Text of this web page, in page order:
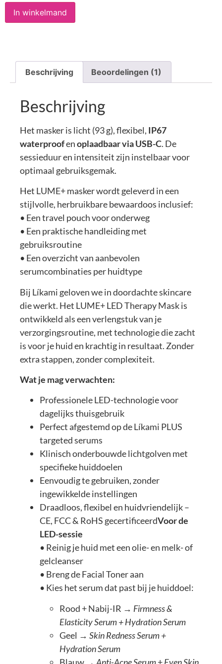
In winkelmand
Beschrijving Beoordelingen (1)
Beschrijving
Het masker is licht (93 g), flexibel, IP67
waterproofenoplaadbaar via USB-C. De
sessieduur en intensiteit zijn instelbaar voor
optimaal gebruiksgemak.
Het LUME+ masker wordt geleverd in een
stijlvolle, herbruikbare bewaardoos inclusief:
• Een travel pouch voor onderweg
• Een praktische handleiding met
gebruiksroutine
• Een overzicht van aanbevolen
serumcombinaties per huidtype
Bij Líkami geloven we in doordachte skincare
die werkt. Het LUME+ LED Therapy Mask is
ontwikkeld als een verlengstuk van je
verzorgingsroutine, met technologie die zacht
is voor je huid en krachtig in resultaat. Zonder
extra stappen, zonder complexiteit.
Wat je mag verwachten:
Professionele LED-technologie voor
dagelijks thuisgebruik
Perfect afgestemd op de Líkami PLUS
targeted serums
Klinisch onderbouwde lichtgolven met
specifieke huiddoelen
Eenvoudig te gebruiken, zonder
ingewikkelde instellingen
Draadloos, flexibel en huidvriendelijk –
CE, FCC & RoHS gecertificeerdVoor de
LED-sessie
• Reinig je huid met een olie- en melk- of
gelcleanser
• Breng de Facial Toner aan
• Kies het serum dat past bij je huiddoel:
Rood + Nabij-IR → Firmness &
Elasticity Serum + Hydration Serum
Geel → Skin Redness Serum +
Hydration Serum